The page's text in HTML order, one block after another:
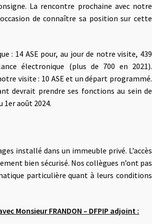
La rencontre prochaine avec notre
de connaître sa position sur cette
: 14 ASE pour, au jour de notre visite, 439
électronique (plus de 700 en 2021).
visite : 10 ASE et un départ programmé.
devrait prendre ses fonctions au sein de
1er août 2024.
installé dans un immeuble privé. L’accès
bien sécurisé. Nos collègues n’ont pas
particulière quant à leurs conditions
Monsieur FRANDON – DFPIP adjoint :